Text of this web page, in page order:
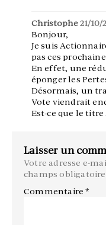
Christophe 21/10/
Bonjour,
Je suis
pas ces
En effet, une
éponger les
Désormais, un
Vote viendrait
Est-ce que le
Laisser un
Votre adresse e-
champs
Commentaire*